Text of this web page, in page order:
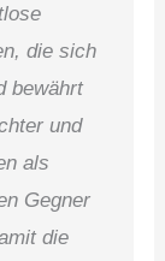
die sich
bewährt
und
als
Gegner
die